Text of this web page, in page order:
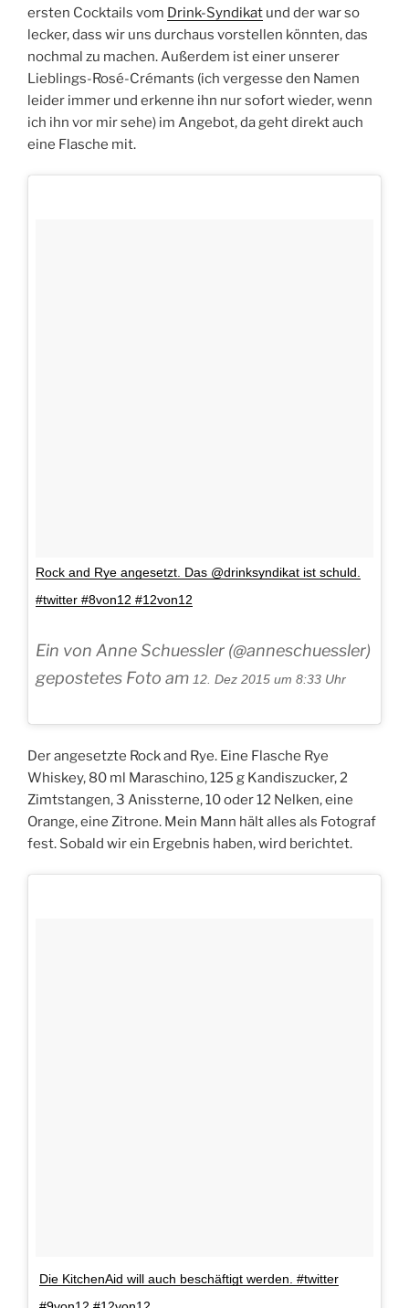
ersten Cocktails vom Drink-Syndikat und der war so
lecker, dass wir uns durchaus vorstellen könnten, das
nochmal zu machen. Außerdem ist einer unserer
Lieblings-Rosé-Crémants (ich vergesse den Namen
leider immer und erkenne ihn nur sofort wieder, wenn
ich ihn vor mir sehe) im Angebot, da geht direkt auch
eine Flasche mit.
Rock and Rye angesetzt. Das @drinksyndikat ist schuld.
#twitter #8von12 #12von12
Ein von Anne Schuessler (@anneschuessler)
gepostetes Foto am 12. Dez 2015 um 8:33 Uhr
Der angesetzte Rock and Rye. Eine Flasche Rye
Whiskey, 80 ml Maraschino, 125 g Kandiszucker, 2
Zimtstangen, 3 Anissterne, 10 oder 12 Nelken, eine
Orange, eine Zitrone. Mein Mann hält alles als Fotograf
fest. Sobald wir ein Ergebnis haben, wird berichtet.
Die KitchenAid will auch beschäftigt werden. #twitter